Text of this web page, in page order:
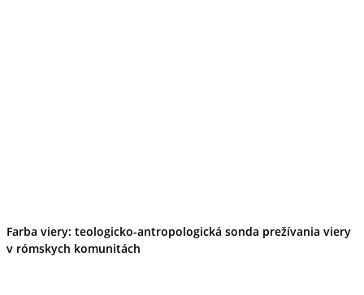
Farba viery: teologicko-antropologická sonda prežívania viery
v rómskych komunitách